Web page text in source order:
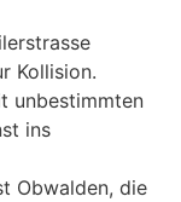
Kollision.
unbestimmten
ins
Obwalden, die